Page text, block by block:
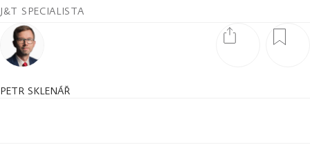
J&T SPECIALISTA
PETR SKLENÁŘ